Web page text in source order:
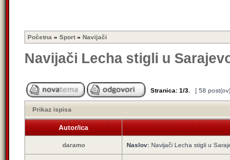
Početna » Sport » Navijači
Navijači Lecha stigli u
Stranica: 1/3 [ 58
Prikaz ispisa
Autor/ica
daramo Naslov: Navijači Lecha stigli u